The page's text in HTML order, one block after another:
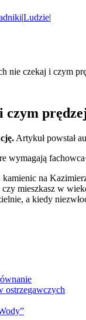
|Ludzie|
nie czekaj i czym
Artykuł powstał
na
mieszkasz w
a kiedy
ostrzegawczych